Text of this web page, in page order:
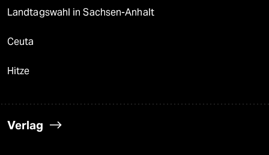
Landtagswahl in Sachsen-Anhalt
Ceuta
Hitze
Verlag